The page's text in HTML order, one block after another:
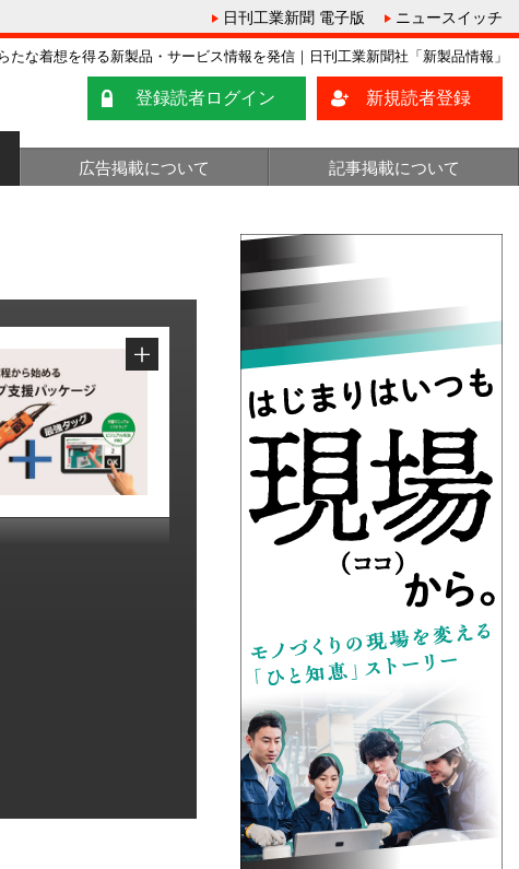
日刊工業新聞 電子版 ニュースイッチ
たな着想を得る新製品・サービス情報を発信｜日刊工業新聞社「新製品情報」
登録読者ログイン 新規読者登録
広告掲載について 記事掲載について